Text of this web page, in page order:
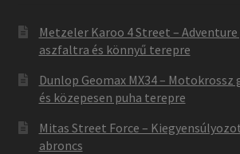
Metzeler Karoo 4 Street –
aszfaltra és könnyű terepre
Dunlop Geomax MX34 –
és közepesen puha terepre
Mitas Street Force –
abroncs